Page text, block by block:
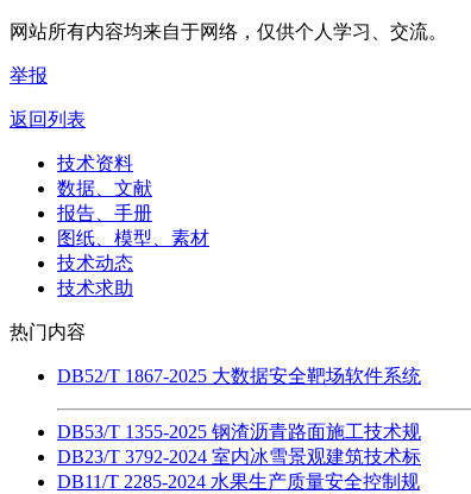
网站所有内容均来自于网络，仅供个人学习、交流。
举报
返回列表
技术资料
数据、文献
报告、手册
图纸、模型、素材
技术动态
技术求助
热门内容
DB52/T 1867-2025 大数据安全靶场软件系统
DB53/T 1355-2025 钢渣沥青路面施工技术规
DB23/T 3792-2024 室内冰雪景观建筑技术标
DB11/T 2285-2024 水果生产质量安全控制规